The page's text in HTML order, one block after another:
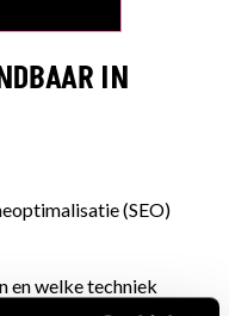
IN
(SEO)
en welke techniek